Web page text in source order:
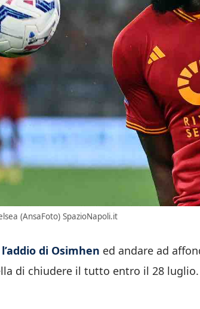
(AnsaFoto) SpazioNapoli.it
di Osimhen ed andare ad
di chiudere il tutto entro il 28 luglio.